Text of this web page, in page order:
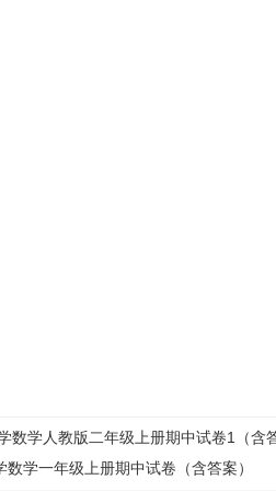
数学人教版二年级上册期中试卷1（含
数学一年级上册期中试卷（含答案）